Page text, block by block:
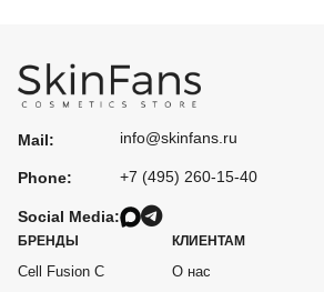
Mail:
Phone:
Social Media:
info@skinfans.ru
+7 (495) 260-15-40
БРЕНДЫ
Cell Fusion C
КЛИЕНТАМ
О нас